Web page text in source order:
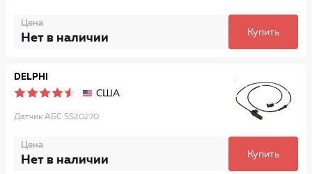
Цена
Нет в наличии Купить
DELPHI
США
Датчик АБС SS20270
Цена
Нет в наличии Купить